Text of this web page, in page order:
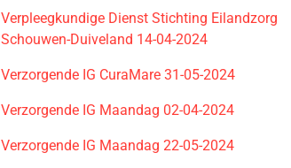
Verpleegkundige Dienst Stichting Eilandzorg
Schouwen-Duiveland 14-04-2024
Verzorgende IG CuraMare 31-05-2024
Verzorgende IG Maandag 02-04-2024
Verzorgende IG Maandag 22-05-2024